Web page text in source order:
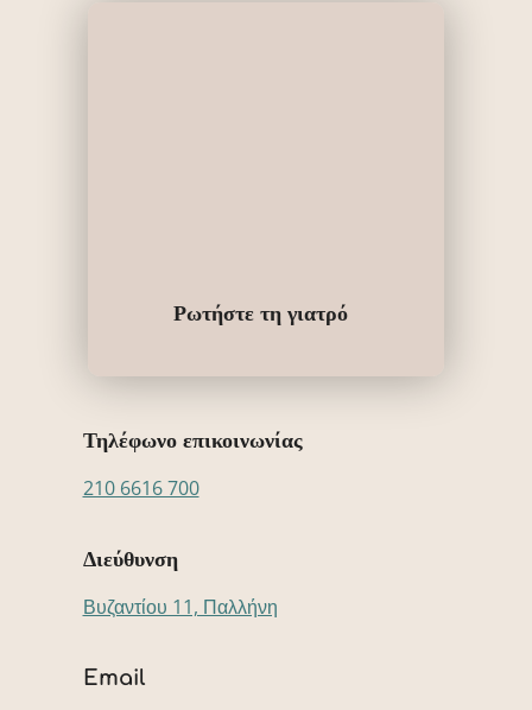
Ρωτήστε τη γιατρό
Τηλέφωνο επικοινωνίας
210 6616 700
Διεύθυνση
Βυζαντίου 11, Παλλήνη
Email